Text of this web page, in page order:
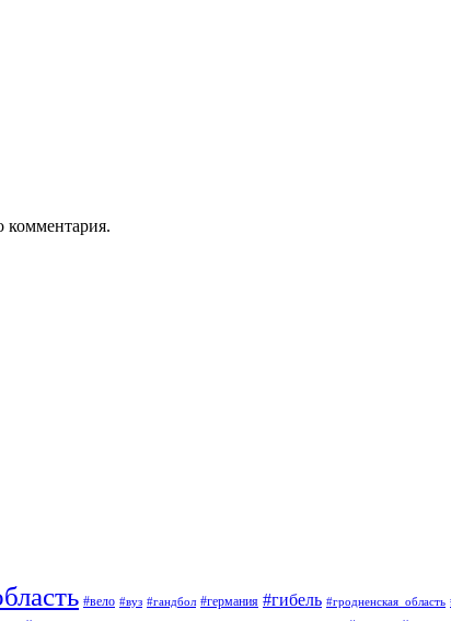
комментария.
#вело #вуз #гандбол #германия #гибель #гродненская_область